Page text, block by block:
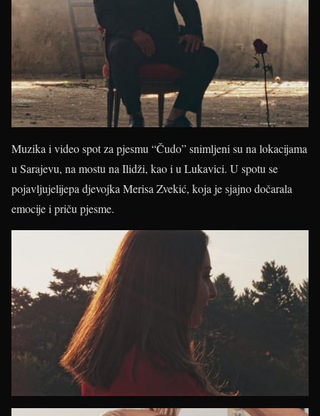
Muzika i video spot za pjesmu “Čudo” snimljeni su na lokacijama
u Sarajevu, na mostu na Ilidži, kao i u Lukavici. U spotu se
pojavljujelijepa djevojka Merisa Zvekić, koja je sjajno dočarala
emocije i priču pjesme.